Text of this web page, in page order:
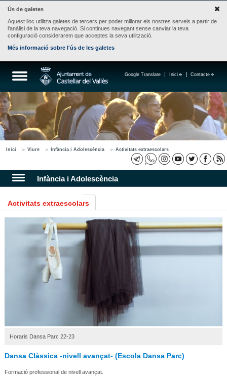
Ús de galetes
Aquest lloc utilitza galetes de tercers per poder millorar els nostres serveis a partir de
l'anàlisi de la teva navegació. Si continues navegant sense canviar la teva
configuració considerarem que acceptes la seva utilització.
Més informació sobre l'ús de les galetes
Contacte
Inici
Google Translate
Inici Viure Infància i Adolescència Activitats extraescolars
Infància i Adolescència
Activitats extraescolars
Horaris Dansa Parc 22-23
Dansa Clàssica -nivell avançat- (Escola Dansa Parc)
Formació professional de nivell avançat.